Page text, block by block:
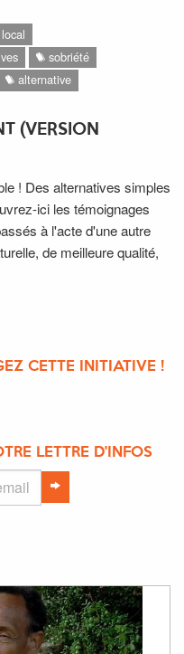
sobriété
alternative
(VERSION
! Des alternatives simples
ici les témoignages
à l'acte d'une autre
de meilleure qualité,
CETTE INITIATIVE !
LETTRE D'INFOS